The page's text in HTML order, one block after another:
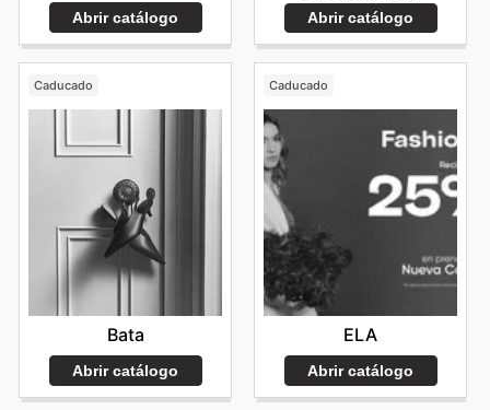
Abrir catálogo Abrir catálogo
Caducado
Bata
Abrir catálogo
Caducado
ELA
Abrir catálogo